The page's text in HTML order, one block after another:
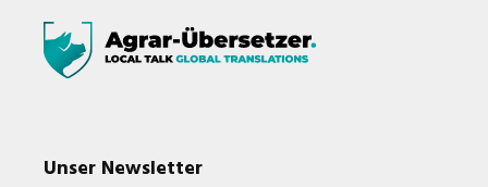
Unser Newsletter